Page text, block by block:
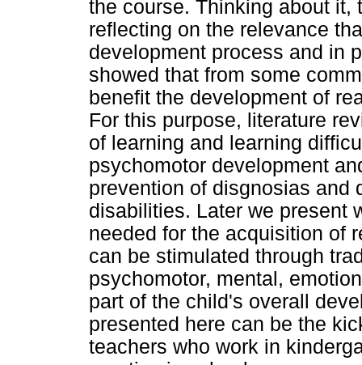
the course. Thinking about
reflecting on the relevance
development process and in
showed that from some
benefit the development of
For this purpose, literature
of learning and learning
psychomotor development
prevention of disgnosias and
disabilities. Later we present
needed for the acquisition of
can be stimulated through
psychomotor, mental,
part of the child's overall
presented here can be the
teachers who work in